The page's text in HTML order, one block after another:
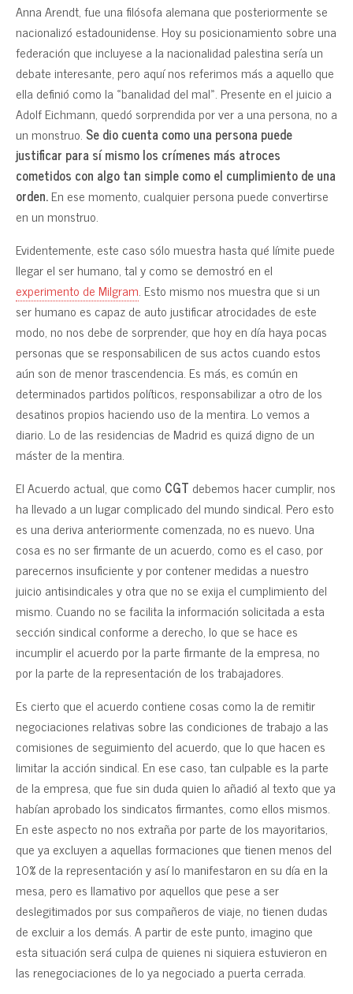
Anna Arendt, fue una filósofa alemana que posteriormente se
nacionalizó estadounidense. Hoy su posicionamiento sobre una
federación que incluyese a la nacionalidad palestina sería un
debate interesante, pero aquí nos referimos más a aquello que
ella definió como la «banalidad del mal». Presente en el juicio a
Adolf Eichmann, quedó sorprendida por ver a una persona, no a
un monstruo. Se dio cuenta como una persona puede
justificar para sí mismo los crímenes más atroces
cometidos con algo tan simple como el cumplimiento de una
orden.En ese momento, cualquier persona puede convertirse
en un monstruo.
Evidentemente, este caso sólo muestra hasta qué límite puede
llegar el ser humano, tal y como se demostró en el
experimento de Milgram. Esto mismo nos muestra que si un
ser humano es capaz de auto justificar atrocidades de este
modo, no nos debe de sorprender, que hoy en día haya pocas
personas que se responsabilicen de sus actos cuando estos
aún son de menor trascendencia. Es más, es común en
determinados partidos políticos, responsabilizar a otro de los
desatinos propios haciendo uso de la mentira. Lo vemos a
diario. Lo de las residencias de Madrid es quizá digno de un
máster de la mentira.
El Acuerdo actual, que como CGT debemos hacer cumplir, nos
ha llevado a un lugar complicado del mundo sindical. Pero esto
es una deriva anteriormente comenzada, no es nuevo. Una
cosa es no ser firmante de un acuerdo, como es el caso, por
parecernos insuficiente y por contener medidas a nuestro
juicio antisindicales y otra que no se exija el cumplimiento del
mismo. Cuando no se facilita la información solicitada a esta
sección sindical conforme a derecho, lo que se hace es
incumplir el acuerdo por la parte firmante de la empresa, no
por la parte de la representación de los trabajadores.
Es cierto que el acuerdo contiene cosas como la de remitir
negociaciones relativas sobre las condiciones de trabajo a las
comisiones de seguimiento del acuerdo, que lo que hacen es
limitar la acción sindical. En ese caso, tan culpable es la parte
de la empresa, que fue sin duda quien lo añadió al texto que ya
habían aprobado los sindicatos firmantes, como ellos mismos.
En este aspecto no nos extraña por parte de los mayoritarios,
que ya excluyen a aquellas formaciones que tienen menos del
10% de la representación y así lo manifestaron en su día en la
mesa, pero es llamativo por aquellos que pese a ser
deslegitimados por sus compañeros de viaje, no tienen dudas
de excluir a los demás. A partir de este punto, imagino que
esta situación será culpa de quienes ni siquiera estuvieron en
las renegociaciones de lo ya negociado a puerta cerrada.